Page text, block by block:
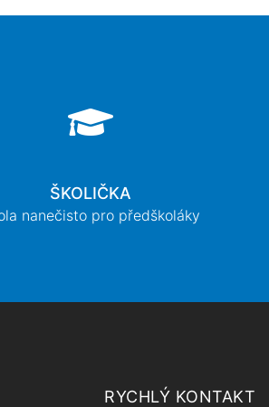
ŠKOLIČKA
nanečisto pro předškoláky
RYCHLÝ KONTAKT